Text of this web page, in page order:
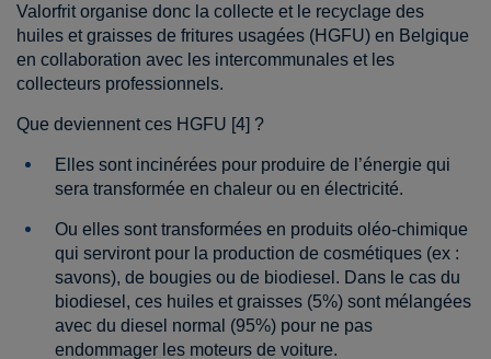
Valorfrit organise donc la collecte et le recyclage des
huiles et graisses de fritures usagées (HGFU) en Belgique
en collaboration avec les intercommunales et les
collecteurs professionnels.
Que deviennent ces HGFU [4] ?
Elles sont incinérées pour produire de l’énergie qui
sera transformée en chaleur ou en électricité.
Ou elles sont transformées en produits oléo-chimique
qui serviront pour la production de cosmétiques (ex :
savons), de bougies ou de biodiesel. Dans le cas du
biodiesel, ces huiles et graisses (5%) sont mélangées
avec du diesel normal (95%) pour ne pas
endommager les moteurs de voiture.